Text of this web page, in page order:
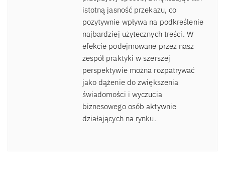
istotną jasność przekazu, co
pozytywnie wpływa na podkreślenie
najbardziej użytecznych treści. W
efekcie podejmowane przez nasz
zespół praktyki w szerszej
perspektywie można rozpatrywać
jako dążenie do zwiększenia
świadomości i wyczucia
biznesowego osób aktywnie
działających na rynku.